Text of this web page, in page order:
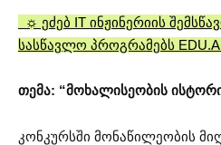
☼ ეძებ IT ინჟინერიის
სასწავლო პროგრამებს
თემა: “მოხალისეობის
კონკურსში მონაწილეობის